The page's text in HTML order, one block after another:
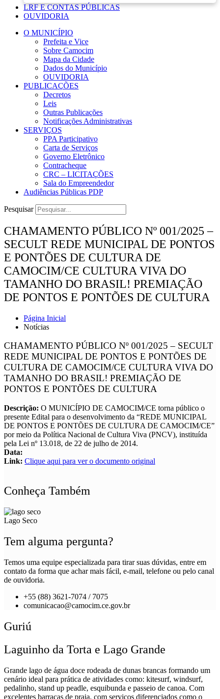
LRF E CONTAS PÚBLICAS
OUVIDORIA
O MUNICÍPIO
Prefeita e Vice
Sobre Camocim
Mapa da Cidade
Dados do Município
OUVIDORIA
PUBLICAÇÕES
Decretos
Leis
Outras Publicações
Notificações Administrativas
SERVIÇOS
PPA Participativo
Carta de Serviços
Governo Eletrônico
Contracheque
CRC – LICITAÇÕES
Sala do Empreendedor
Audiências Públicas PDP
Pesquisar
CHAMAMENTO PÚBLICO Nº 001/2025 –
SECULT REDE MUNICIPAL DE PONTOS
E PONTÕES DE CULTURA DE
CAMOCIM/CE CULTURA VIVA DO
TAMANHO DO BRASIL! PREMIAÇÃO
DE PONTOS E PONTÕES DE CULTURA
Página Inicial
Notícias
CHAMAMENTO PÚBLICO Nº 001/2025 – SECULT
REDE MUNICIPAL DE PONTOS E PONTÕES DE
CULTURA DE CAMOCIM/CE CULTURA VIVA DO
TAMANHO DO BRASIL! PREMIAÇÃO DE
PONTOS E PONTÕES DE CULTURA
Descrição: O MUNICÍPIO DE CAMOCIM/CE torna público o
presente Edital para o desenvolvimento da “REDE MUNICIPAL
DE PONTOS E PONTÕES DE CULTURA DE CAMOCIM/CE”
por meio da Política Nacional de Cultura Viva (PNCV), instituída
pela Lei nº 13.018, de 22 de julho de 2014.
Data:
Link: Clique aqui para ver o documento original
Conheça Também
Lago Seco
Tem alguma pergunta?
Temos uma equipe especializada para tirar suas dúvidas, entre em
contato da forma que achar mais fácil, e-mail, telefone ou pelo canal
de ouvidoria.
+55 (88) 3621-7074 / 7075
comunicacao@camocim.ce.gov.br
Guriú
Laguinho da Torta e Lago Grande
Grande lago de água doce rodeada de dunas brancas formando um
cenário ideal para prática de atividades como: kitesurf, windsurf,
pedalinho, stand up peadle, esquibunda e passeio de canoa. Com
excelentes barracas de praia, com serviços diferenciados como o